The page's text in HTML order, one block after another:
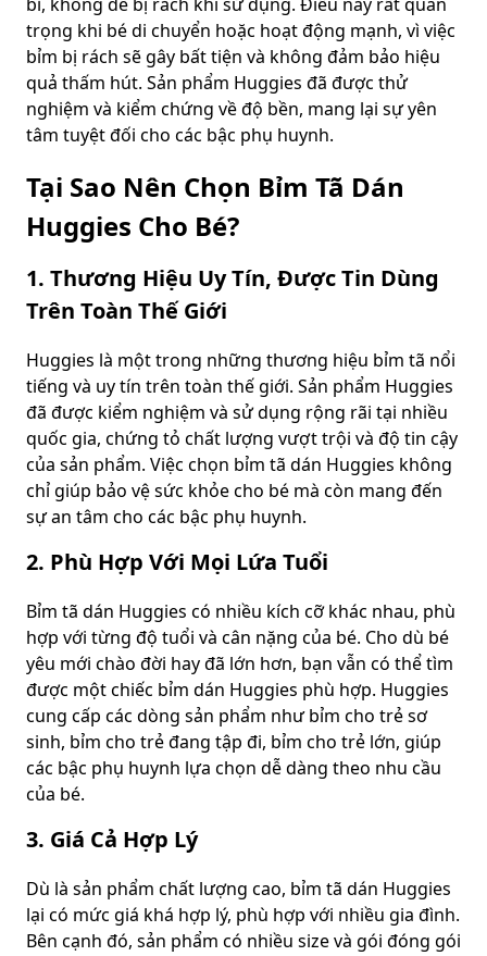
bỉ, không dễ bị rách khi sử dụng. Điều này rất quan
trọng khi bé di chuyển hoặc hoạt động mạnh, vì việc
bỉm bị rách sẽ gây bất tiện và không đảm bảo hiệu
quả thấm hút. Sản phẩm Huggies đã được thử
nghiệm và kiểm chứng về độ bền, mang lại sự yên
tâm tuyệt đối cho các bậc phụ huynh.
Tại Sao Nên Chọn Bỉm Tã Dán
Huggies Cho Bé?
1. Thương Hiệu Uy Tín, Được Tin Dùng
Trên Toàn Thế Giới
Huggies là một trong những thương hiệu bỉm tã nổi
tiếng và uy tín trên toàn thế giới. Sản phẩm Huggies
đã được kiểm nghiệm và sử dụng rộng rãi tại nhiều
quốc gia, chứng tỏ chất lượng vượt trội và độ tin cậy
của sản phẩm. Việc chọn bỉm tã dán Huggies không
chỉ giúp bảo vệ sức khỏe cho bé mà còn mang đến
sự an tâm cho các bậc phụ huynh.
2. Phù Hợp Với Mọi Lứa Tuổi
Bỉm tã dán Huggies có nhiều kích cỡ khác nhau, phù
hợp với từng độ tuổi và cân nặng của bé. Cho dù bé
yêu mới chào đời hay đã lớn hơn, bạn vẫn có thể tìm
được một chiếc bỉm dán Huggies phù hợp. Huggies
cung cấp các dòng sản phẩm như bỉm cho trẻ sơ
sinh, bỉm cho trẻ đang tập đi, bỉm cho trẻ lớn, giúp
các bậc phụ huynh lựa chọn dễ dàng theo nhu cầu
của bé.
3. Giá Cả Hợp Lý
Dù là sản phẩm chất lượng cao, bỉm tã dán Huggies
lại có mức giá khá hợp lý, phù hợp với nhiều gia đình.
Bên cạnh đó, sản phẩm có nhiều size và gói đóng gói